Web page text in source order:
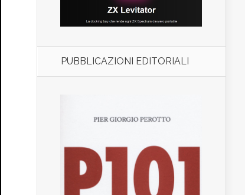
PUBBLICAZIONI EDITORIALI